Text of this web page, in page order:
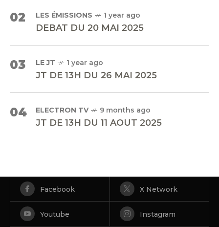
02 LES ÉMISSIONS 1 year ago
DEBAT DU 20 MAI 2025
03 LE JT 1 year ago
JT DE 13H DU 26 MAI 2025
04 ELECTRON TV 9 months ago
JT DE 13H DU 11 AOUT 2025
Facebook X Network
Youtube Instagram